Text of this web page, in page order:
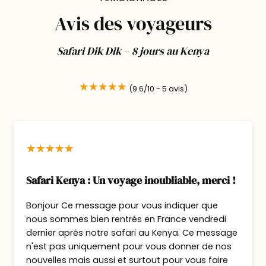
Samburu Camp.
Jour 3 : Safari dans la sublime
Les paysages sont ici absolument
vous permettra de profiter de safaris « hors
Pensez à bien lever la tête : Peut être
apercevrez vous un léopard en train de faire
sa sieste sur une branche !
Avis des voyageurs
Safari Dik Dik – 8 jours au Kenya
(9.6/10 - 5 avis)
Safari Kenya : Un voyage inoubliable, merci !
Bonjour Ce message pour vous indiquer que
nous sommes bien rentrés en France vendredi
dernier après notre safari au Kenya. Ce message
n'est pas uniquement pour vous donner de nos
nouvelles mais aussi et surtout pour vous faire